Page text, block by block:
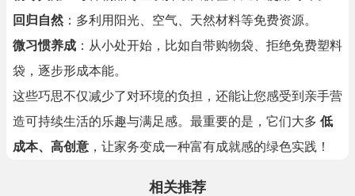
回归自然 ：多利用阳光、空气、天然材料等免费资源。
微习惯养成 ：从小处开始，比如自带购物袋、拒绝免费塑料
袋，逐步形成本能。
这些巧思不仅减少了对环境的负担，还能让您感受到亲手营
造可持续生活的乐趣与满足感。最重要的是，它们大多 低
成本、高创意 ，让家务变成一种富有成就感的绿色实践！
相关推荐